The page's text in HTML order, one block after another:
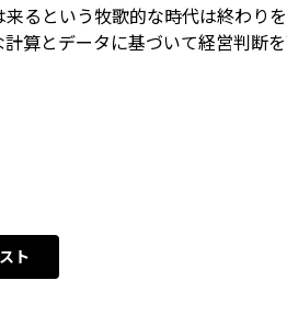
るという牧歌的な時代は終わり
算とデータに基づいて経営判断
ト